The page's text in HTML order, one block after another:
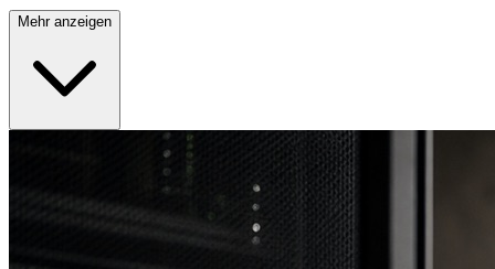
Strategien verbessern wir Ihre organische Sichtbarkeit nachhaltig.
langfristig stabile Rankings und reduziert gleichzeitig Ihre
Abhängigkeit von kostenpflichtiger Werbung. So erzielen Sie
nachhaltigen Traffic und qualifizierte Leads.
Mehr anzeigen